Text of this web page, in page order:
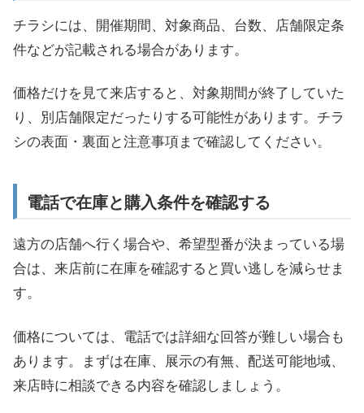
チラシには、開催期間、対象商品、台数、店舗限定条
件などが記載される場合があります。
価格だけを見て来店すると、対象期間が終了していた
り、別店舗限定だったりする可能性があります。チラ
シの表面・裏面と注意事項まで確認してください。
電話で在庫と購入条件を確認する
遠方の店舗へ行く場合や、希望型番が決まっている場
合は、来店前に在庫を確認すると買い逃しを減らせま
す。
価格については、電話では詳細な回答が難しい場合も
あります。まずは在庫、展示の有無、配送可能地域、
来店時に相談できる内容を確認しましょう。